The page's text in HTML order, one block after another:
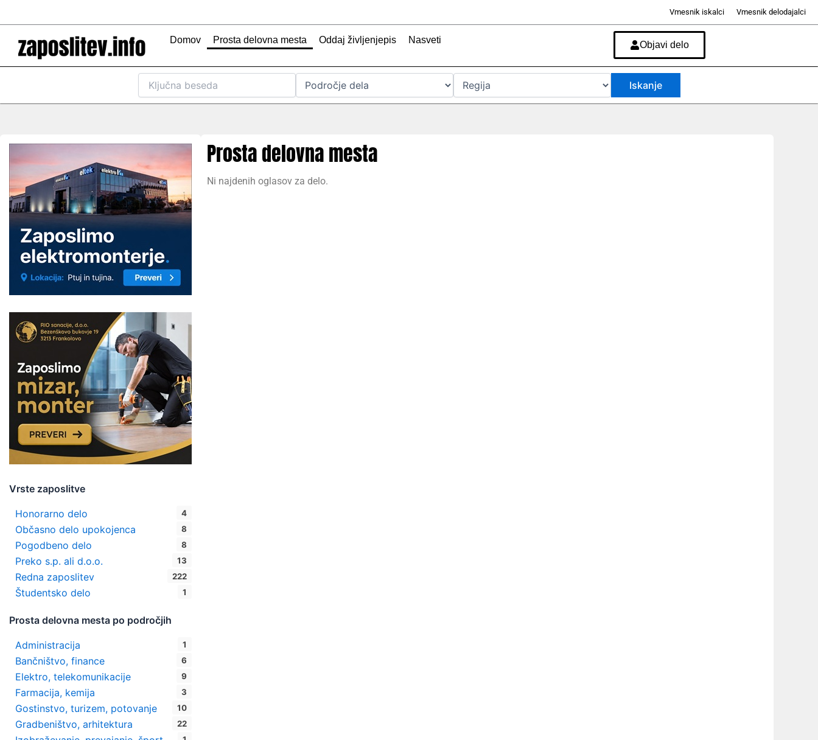
to
content
Vmesnik iskalci Vmesnik delodajalci
Domov Prosta delovna mesta Oddaj življenjepis Nasveti Objavi delo
Vrste zaposlitve
Honorarno delo 4
Občasno delo upokojenca 8
Pogodbeno delo 8
Preko s.p. ali d.o.o. 13
Redna zaposlitev 222
Študentsko delo 1
Prosta delovna mesta po področjih
Administracija 1
Bančništvo, finance 6
Elektro, telekomunikacije 9
Farmacija, kemija 3
Gostinstvo, turizem, potovanje 10
Gradbeništvo, arhitektura 22
Prosta delovna mesta
Ni najdenih oglasov za delo.